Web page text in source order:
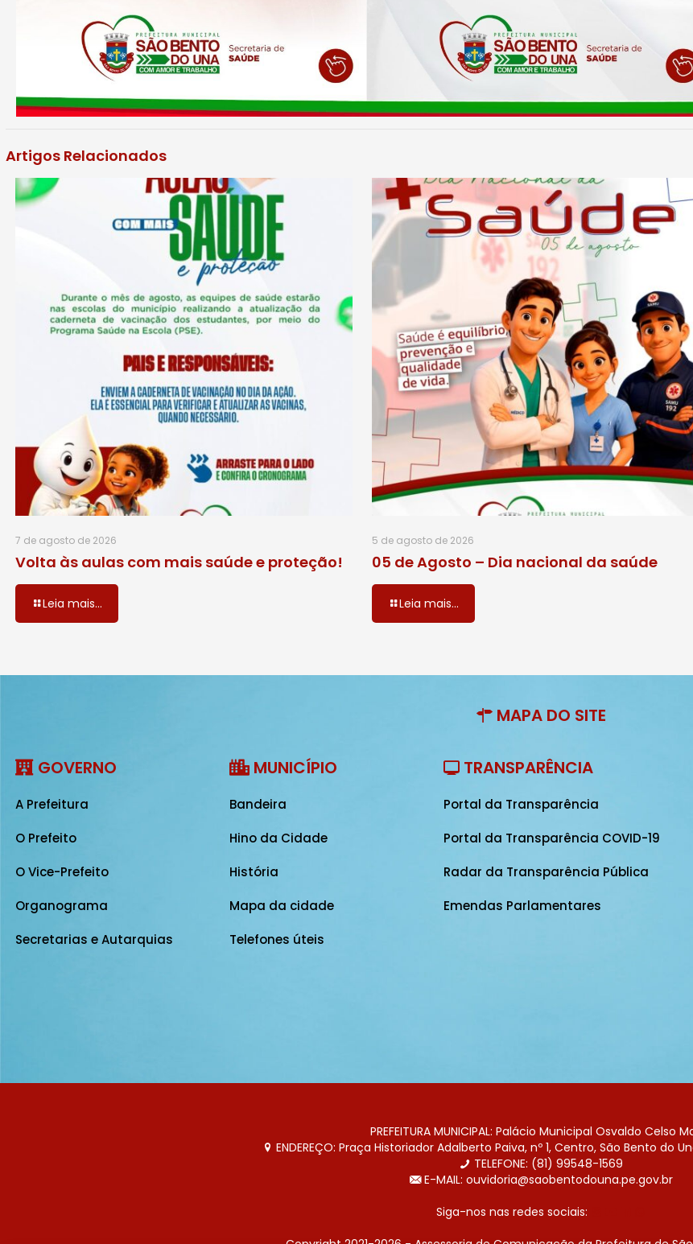
Artigos Relacionados
7 de agosto de 2026
Volta às aulas com mais saúde e proteção!
Leia mais...
5 de agosto de 2026
05 de Agosto – Dia nacional da saúde
Leia mais...
MAPA DO SITE
GOVERNO
A Prefeitura
O Prefeito
O Vice-Prefeito
Organograma
Secretarias e Autarquias
MUNICÍPIO
Bandeira
Hino da Cidade
História
Mapa da cidade
Telefones úteis
TRANSPARÊNCIA
Portal da Transparência
Portal da Transparência COVID-19
Radar da Transparência Pública
Emendas Parlamentares
PREFEITURA MUNICIPAL: Palácio Municipal Osvaldo Celso
ENDEREÇO: Praça Historiador Adalberto Paiva, nº 1, Centro, São Bento do
TELEFONE: (81) 99548-1569
E-MAIL: ouvidoria@saobentodouna.pe.gov.br
Siga-nos nas redes sociais: